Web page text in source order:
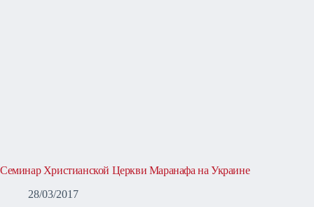
Семинар Христианской Церкви Маранафа на Украине
28/03/2017